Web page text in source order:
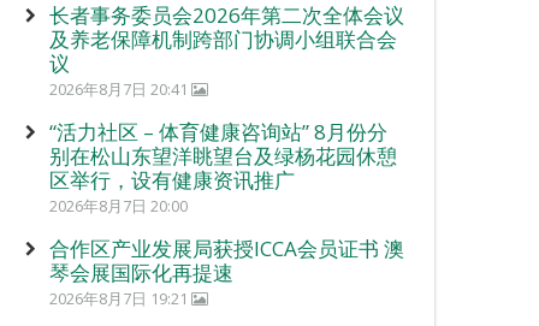
长者事务委员会2026年第二次全体会议
及养老保障机制跨部门协调小组联合会
议
2026年8月7日 20:41
“活力社区 – 体育健康咨询站” 8月份分
别在松山东望洋眺望台及绿杨花园休憩
区举行，设有健康资讯推广
2026年8月7日 20:00
合作区产业发展局获授ICCA会员证书 澳
琴会展国际化再提速
2026年8月7日 19:21